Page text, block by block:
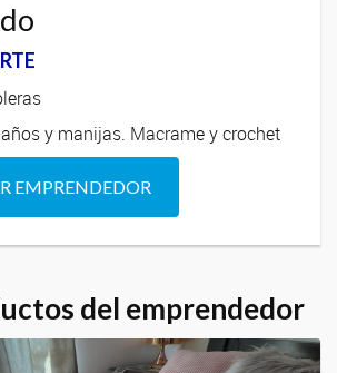
y manijas. Macrame y crochet
EMPRENDEDOR
del emprendedor